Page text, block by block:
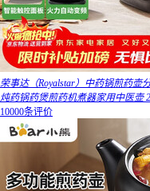
荣事达（Royalstar）中药锅煎药壶
炖药锅药煲煎药机煮器家用中医壶
10000条评价